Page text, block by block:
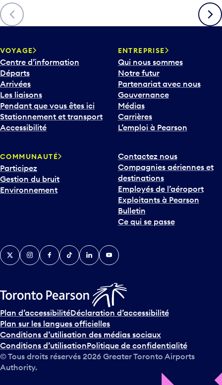
c
h
e
e
r
s
l
e
b
a
s
u
r
i
n
e
n
i
u
r
l
e
c
a
l
Centre d’information
Départs
Arrivées
Les liaisons
Pendant que vous êtes ici
Stationnement et transport
Accessibilité
Qui nous sommes
Notre futur
Partenariat avec nous
Gouvernance
Médias
Carrières
L’emploi à Pearson
Participez
Gestion du bruit
Environnement
Compagnies aériennes et
destinations
Employés de l’aéroport
Exploitants à Pearson
Bulletin
Ce qui se passe
Plan d’accessibilitéDéclaration d’accessibilité
Plan sur les langues officielles
Conditions d’utilisation des médias sociaux
Conditions d’utilisation Politique de confidentialité
© Tous droits réservés2026Greater Toronto Airports
Authority.